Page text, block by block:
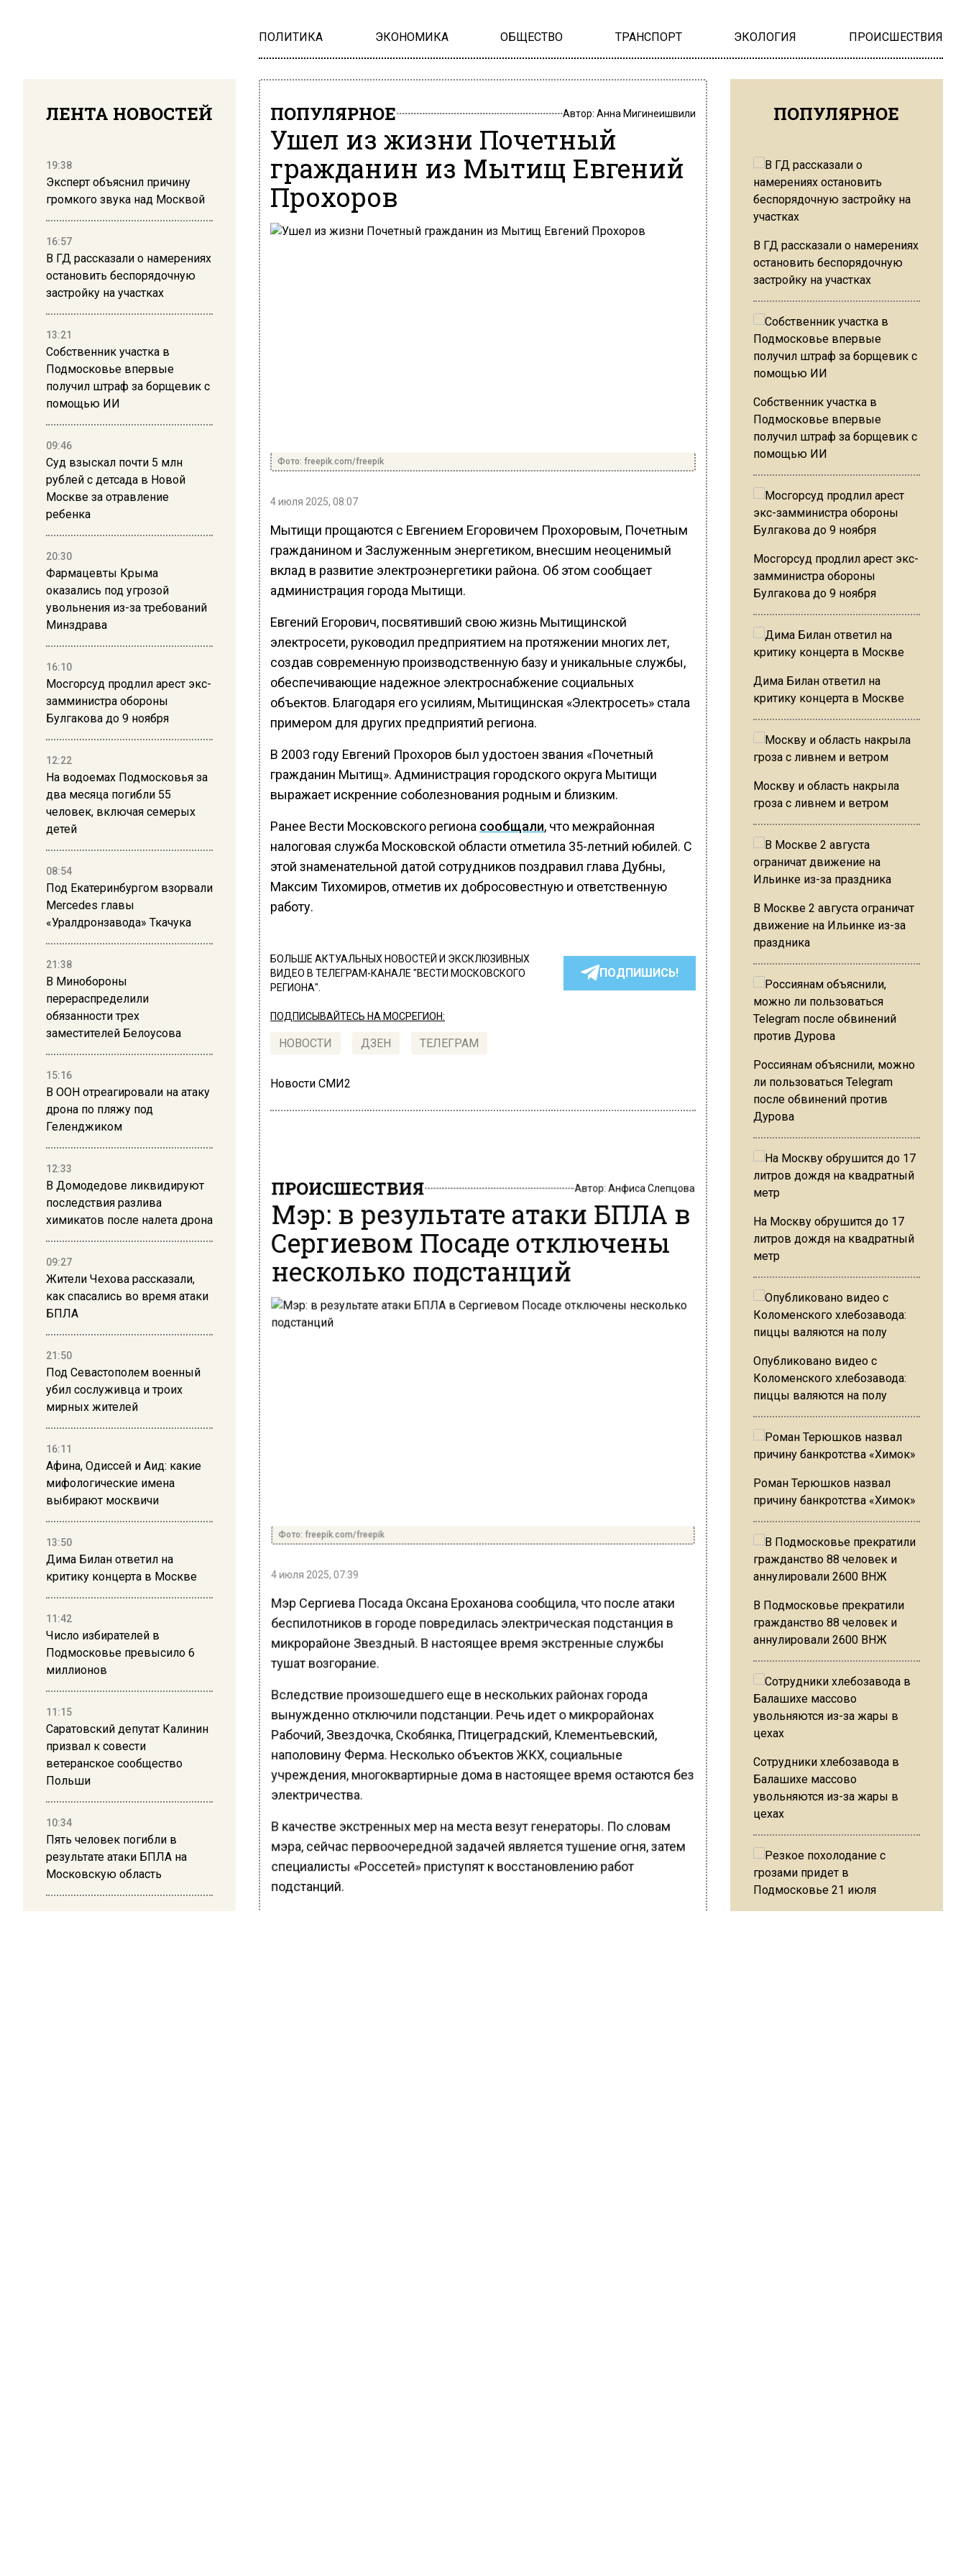
ПОЛИТИКА ЭКОНОМИКА ОБЩЕСТВО ТРАНСПОРТ ЭКОЛОГИЯ ПРОИСШЕСТВИЯ
ЛЕНТА НОВОСТЕЙ
19:38
Эксперт объяснил причину
громкого звука над Москвой
16:57
В ГД рассказали о намерениях
остановить беспорядочную
застройку на участках
13:21
Собственник участка в
Подмосковье впервые
получил штраф за борщевик с
помощью ИИ
09:46
Суд взыскал почти 5 млн
рублей с детсада в Новой
Москве за отравление
ребенка
20:30
Фармацевты Крыма
оказались под угрозой
увольнения из-за требований
Минздрава
16:10
Мосгорсуд продлил арест экс-
замминистра обороны
Булгакова до 9 ноября
12:22
На водоемах Подмосковья за
два месяца погибли 55
человек, включая семерых
детей
08:54
Под Екатеринбургом взорвали
Mercedes главы
«Уралдронзавода» Ткачука
21:38
В Минобороны
перераспределили
обязанности трех
заместителей Белоусова
15:16
В ООН отреагировали на атаку
дрона по пляжу под
Геленджиком
12:33
В Домодедове ликвидируют
последствия разлива
химикатов после налета дрона
09:27
Жители Чехова рассказали,
как спасались во время атаки
БПЛА
21:50
Под Севастополем военный
убил сослуживца и троих
мирных жителей
16:11
Афина, Одиссей и Аид: какие
мифологические имена
выбирают москвичи
13:50
Дима Билан ответил на
критику концерта в Москве
11:42
Число избирателей в
Подмосковье превысило 6
миллионов
11:15
Саратовский депутат Калинин
призвал к совести
ветеранское сообщество
Польши
10:34
Пять человек погибли в
результате атаки БПЛА на
Московскую область
ПОПУЛЯРНОЕ Автор: Анна Мигинеишвили
Ушел из жизни Почетный
гражданин из Мытищ Евгений
Прохоров
Фото: freepik.com/freepik
4 июля 2025, 08:07
Мытищи прощаются с Евгением Егоровичем Прохоровым, Почетным
гражданином и Заслуженным энергетиком, внесшим неоценимый
вклад в развитие электроэнергетики района. Об этом сообщает
администрация города Мытищи.
Евгений Егорович, посвятивший свою жизнь Мытищинской
электросети, руководил предприятием на протяжении многих лет,
создав современную производственную базу и уникальные службы,
обеспечивающие надежное электроснабжение социальных
объектов. Благодаря его усилиям, Мытищинская «Электросеть» стала
примером для других предприятий региона.
В 2003 году Евгений Прохоров был удостоен звания «Почетный
гражданин Мытищ». Администрация городского округа Мытищи
выражает искренние соболезнования родным и близким.
Ранее Вести Московского региона сообщали, что межрайонная
налоговая служба Московской области отметила 35-летний юбилей. С
этой знаменательной датой сотрудников поздравил глава Дубны,
Максим Тихомиров, отметив их добросовестную и ответственную
работу.
БОЛЬШЕ АКТУАЛЬНЫХ НОВОСТЕЙ И ЭКСКЛЮЗИВНЫХ
ВИДЕО В ТЕЛЕГРАМ-КАНАЛЕ "ВЕСТИ МОСКОВСКОГО
РЕГИОНА".
ПОДПИШИСЬ!
ПОДПИСЫВАЙТЕСЬ НА МОСРЕГИОН:
НОВОСТИ ДЗЕН ТЕЛЕГРАМ
Новости СМИ2
ПРОИСШЕСТВИЯ Автор: Анфиса Слепцова
Мэр: в результате атаки БПЛА в
Сергиевом Посаде отключены
несколько подстанций
Фото: freepik.com/freepik
4 июля 2025, 07:39
Мэр Сергиева Посада Оксана Ероханова сообщила, что после атаки
беспилотников в городе повредилась электрическая подстанция в
микрорайоне Звездный. В настоящее время экстренные службы
тушат возгорание.
Вследствие произошедшего еще в нескольких районах города
вынужденно отключили подстанции. Речь идет о микрорайонах
Рабочий, Звездочка, Скобянка, Птицеградский, Клементьевский,
наполовину Ферма. Несколько объектов ЖКХ, социальные
учреждения, многоквартирные дома в настоящее время остаются без
электричества.
В качестве экстренных мер на места везут генераторы. По словам
мэра, сейчас первоочередной задачей является тушение огня, затем
специалисты «Россетей» приступят к восстановлению работ
подстанций.
ПОПУЛЯРНОЕ
В ГД рассказали о намерениях
остановить беспорядочную
застройку на участках
Собственник участка в
Подмосковье впервые
получил штраф за борщевик с
помощью ИИ
Мосгорсуд продлил арест экс-
замминистра обороны
Булгакова до 9 ноября
Дима Билан ответил на
критику концерта в Москве
Москву и область накрыла
гроза с ливнем и ветром
В Москве 2 августа ограничат
движение на Ильинке из-за
праздника
Россиянам объяснили, можно
ли пользоваться Telegram
после обвинений против
Дурова
На Москву обрушится до 17
литров дождя на квадратный
метр
Опубликовано видео с
Коломенского хлебозавода:
пиццы валяются на полу
Роман Терюшков назвал
причину банкротства «Химок»
В Подмосковье прекратили
гражданство 88 человек и
аннулировали 2600 ВНЖ
Сотрудники хлебозавода в
Балашихе массово
увольняются из-за жары в
цехах